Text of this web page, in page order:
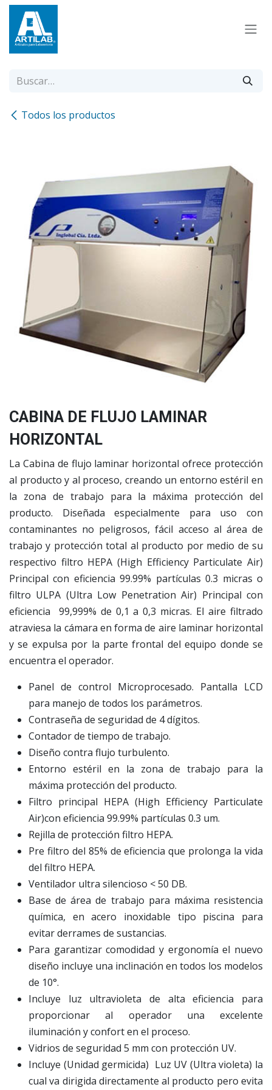
Ir al contenido
Todos los productos
CABINA DE FLUJO LAMINAR
HORIZONTAL
La Cabina de flujo laminar horizontal ofrece protección
al producto y al proceso, creando un entorno estéril en
la zona de trabajo para la máxima protección del
producto. Diseñada especialmente para uso con
contaminantes no peligrosos, fácil acceso al área de
trabajo y protección total al producto por medio de su
respectivo filtro HEPA (High Efficiency Particulate Air)
Principal con eficiencia 99.99% partículas 0.3 micras o
filtro ULPA (Ultra Low Penetration Air) Principal con
eficiencia 99,999% de 0,1 a 0,3 micras. El aire filtrado
atraviesa la cámara en forma de aire laminar horizontal
y se expulsa por la parte frontal del equipo donde se
encuentra el operador.
Panel de control Microprocesado. Pantalla LCD
para manejo de todos los parámetros.
Contraseña de seguridad de 4 dígitos.
Contador de tiempo de trabajo.
Diseño contra flujo turbulento.
Entorno estéril en la zona de trabajo para la
máxima protección del producto.
Filtro principal HEPA (High Efficiency Particulate
Air)con eficiencia 99.99% partículas 0.3 um.
Rejilla de protección filtro HEPA.
Pre filtro del 85% de eficiencia que prolonga la vida
del filtro HEPA.
Ventilador ultra silencioso < 50 DB.
Base de área de trabajo para máxima resistencia
química, en acero inoxidable tipo piscina para
evitar derrames de sustancias.
Para garantizar comodidad y ergonomía el nuevo
diseño incluye una inclinación en todos los modelos
de 10°.
Incluye luz ultravioleta de alta eficiencia para
proporcionar al operador una excelente
iluminación y confort en el proceso.
Vidrios de seguridad 5 mm con protección UV.
Incluye (Unidad germicida) Luz UV (Ultra violeta) la
cual va dirigida directamente al producto pero evita